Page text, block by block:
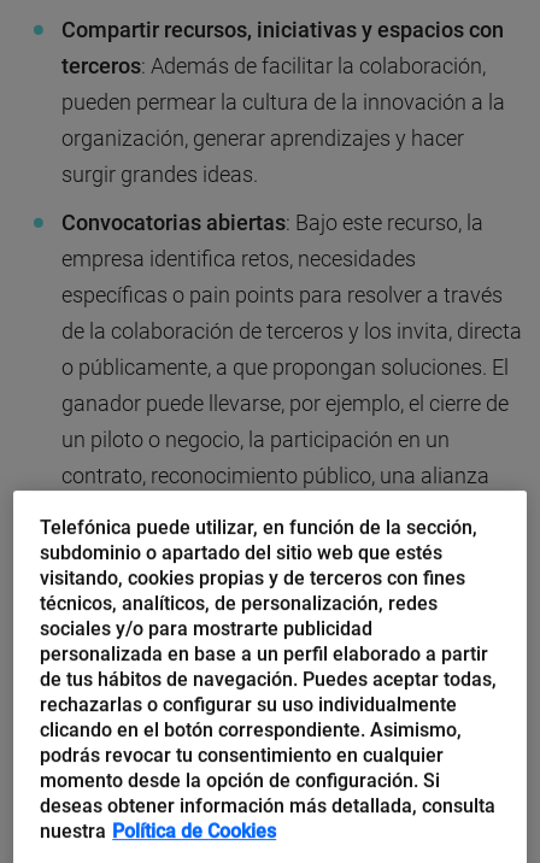
Compartir recursos, iniciativas y espacios con
terceros: Además de facilitar la colaboración,
pueden permear la cultura de la innovación a la
organización, generar aprendizajes y hacer
surgir grandes ideas.
Convocatorias abiertas: Bajo este recurso, la
empresa identifica retos, necesidades
específicas o pain points para resolver a través
de la colaboración de terceros y los invita, directa
o públicamente, a que propongan soluciones. El
ganador puede llevarse, por ejemplo, el cierre de
un piloto o negocio, la participación en un
contrato, reconocimiento público, una alianza
económico.
Eventos internos y externos: Desde espacios
para motivar el intraemprendimiento hasta
participar en eventos sobre innovación o liderar
su organización pueden entrar en esta categoría.
Toda acción cuenta a la hora de cambiar la
mentalidad de la organización, atraer talento e
ideas nuevas, recibir apoyo externo y conseguir
aliados.
Telefónica puede utilizar, en función de la sección,
subdominio o apartado del sitio web que estés
visitando, cookies propias y de terceros con fines
técnicos, analíticos, de personalización, redes
sociales y/o para mostrarte publicidad
personalizada en base a un perfil elaborado a partir
de tus hábitos de navegación. Puedes aceptar todas,
rechazarlas o configurar su uso individualmente
clicando en el botón correspondiente. Asimismo,
podrás revocar tu consentimiento en cualquier
momento desde la opción de configuración. Si
deseas obtener información más detallada, consulta
nuestra Política de Cookies